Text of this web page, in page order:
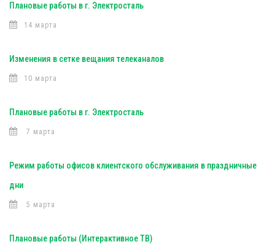
Плановые работы в г. Электросталь
14 марта
Изменения в сетке вещания телеканалов
10 марта
Плановые работы в г. Электросталь
7 марта
Режим работы офисов клиентского обслуживания в праздничные
дни
5 марта
Плановые работы (Интерактивное ТВ)